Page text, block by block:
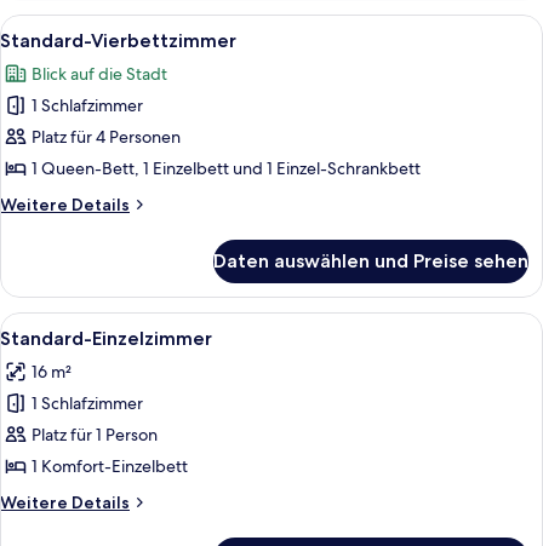
Nichtraucher,
Stadtblick
anzeigen
oder
-
Queen-
Bett,
Nichtraucher,
Stadtblick
Alle
Fotos
für
Standard-
Vierbettzimmer
anzeigen
Ein Hotelzimmer mit einem großen
11
Standard-Vierbettzimmer
Blick auf die Stadt
1 Schlafzimmer
Platz für 4 Personen
1 Queen-Bett, 1 Einzelbett und 1 Einzel-Schrankbett
Weitere Details
Weitere
Vierbettzimmer
Daten auswählen und Preise sehen
Alle
Fotos
für
Standard-
Einzelzimmer
anzeigen
Ein Hotelzimmer mit einem großen
11
Standard-Einzelzimmer
16 m²
1 Schlafzimmer
Platz für 1 Person
1 Komfort-Einzelbett
Weitere Details
Weitere